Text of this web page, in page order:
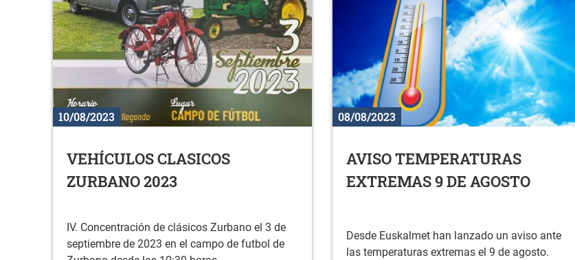
10/08/2023
VEHÍCULOS CLASICOS
ZURBANO 2023
IV. Concentración de clásicos Zurbano el 3 de
septiembre de 2023 en el campo de futbol de
08/08/2023
AVISO TEMPERATURAS
EXTREMAS 9 DE AGOSTO
Desde Euskalmet han lanzado un aviso ante
las temperaturas extremas el 9 de agosto.